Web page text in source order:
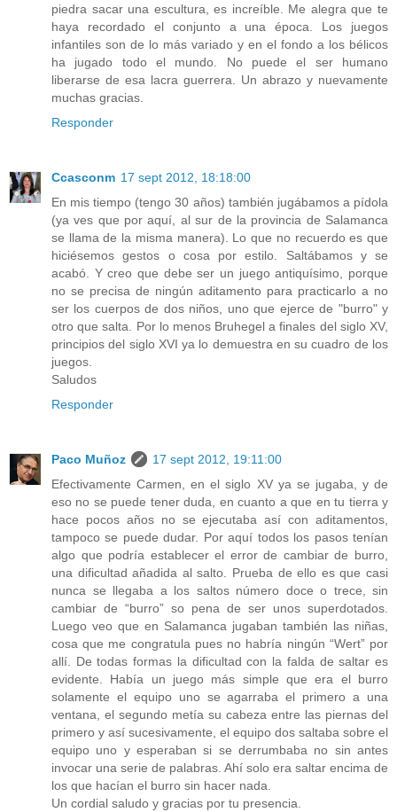
piedra sacar una escultura, es increíble. Me alegra que te
haya recordado el conjunto a una época. Los juegos
infantiles son de lo más variado y en el fondo a los bélicos
ha jugado todo el mundo. No puede el ser humano
liberarse de esa lacra guerrera. Un abrazo y nuevamente
muchas gracias.
Responder
Ccasconm 17 sept 2012, 18:18:00
En mis tiempo (tengo 30 años) también jugábamos a pídola
(ya ves que por aquí, al sur de la provincia de Salamanca
se llama de la misma manera). Lo que no recuerdo es que
hiciésemos gestos o cosa por estilo. Saltábamos y se
acabó. Y creo que debe ser un juego antiquísimo, porque
no se precisa de ningún aditamento para practicarlo a no
ser los cuerpos de dos niños, uno que ejerce de "burro" y
otro que salta. Por lo menos Bruhegel a finales del siglo XV,
principios del siglo XVI ya lo demuestra en su cuadro de los
juegos.
Saludos
Responder
Paco Muñoz
17 sept 2012, 19:11:00
Efectivamente Carmen, en el siglo XV ya se jugaba, y de
eso no se puede tener duda, en cuanto a que en tu tierra y
hace pocos años no se ejecutaba así con aditamentos,
tampoco se puede dudar. Por aquí todos los pasos tenían
algo que podría establecer el error de cambiar de burro,
una dificultad añadida al salto. Prueba de ello es que casi
nunca se llegaba a los saltos número doce o trece, sin
cambiar de “burro” so pena de ser unos superdotados.
Luego veo que en Salamanca jugaban también las niñas,
cosa que me congratula pues no habría ningún “Wert” por
allí. De todas formas la dificultad con la falda de saltar es
evidente. Había un juego más simple que era el burro
solamente el equipo uno se agarraba el primero a una
ventana, el segundo metía su cabeza entre las piernas del
primero y así sucesivamente, el equipo dos saltaba sobre el
equipo uno y esperaban si se derrumbaba no sin antes
invocar una serie de palabras. Ahí solo era saltar encima de
los que hacían el burro sin hacer nada.
Un cordial saludo y gracias por tu presencia.